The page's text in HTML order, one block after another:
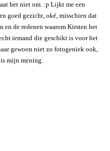
het niet om. :p Lijkt me een
goed gezicht, oké, misschien dat
en de redenen waarom Kirsten het
iemand die geschikt is voor het
gewoon niet zo fotogeniek ook,
is mijn mening.